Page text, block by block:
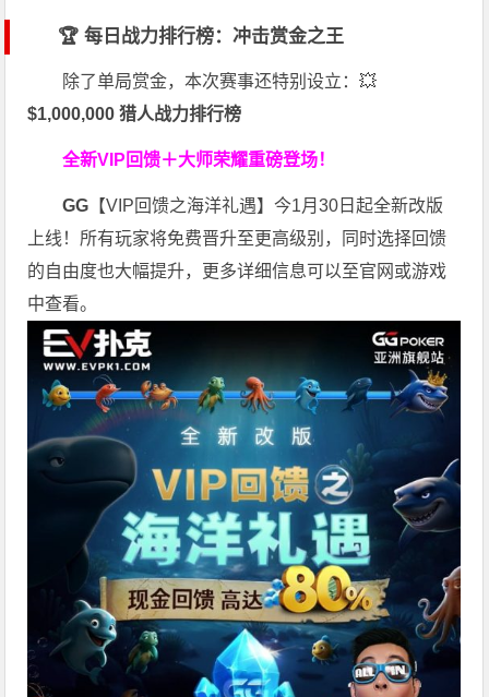
🏆 每日战力排行榜：冲击赏金之王
除了单局赏金，本次赛事还特别设立：💥
$1,000,000 猎人战力排行榜
全新VIP回馈＋大师荣耀重磅登场！
GG 【VIP回馈之海洋礼遇】今1月30日起全新改版
上线！所有玩家将免费晋升至更高级别，同时选择回馈
的自由度也大幅提升，更多详细信息可以至官网或游戏
中查看。